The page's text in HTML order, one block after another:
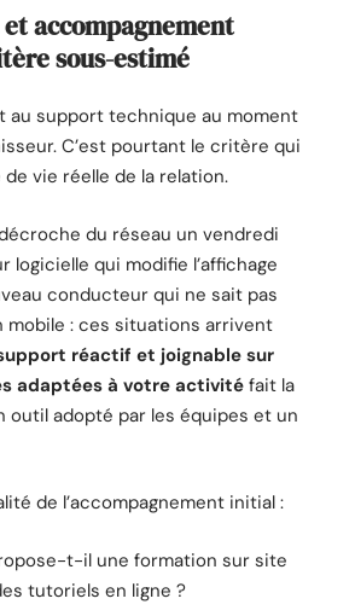
accompagnement
sous-estimé
au support technique au moment
C’est pourtant le critère qui
vie réelle de la relation.
du réseau un vendredi
logicielle qui modifie l’affichage
conducteur qui ne sait pas
mobile : ces situations arrivent
réactif et joignable sur
adaptées à votre activité fait la
adopté par les équipes et un
de l’accompagnement initial :
t-il une formation sur site
tutoriels en ligne ?